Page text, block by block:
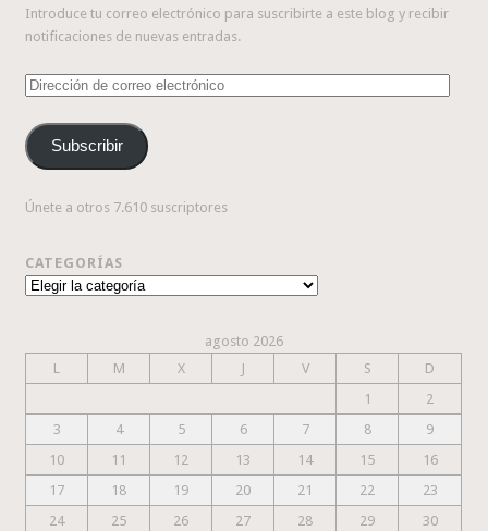
Introduce tu correo electrónico para suscribirte a este blog y recibir
notificaciones de nuevas entradas.
Dirección
correo
electrónico
Subscribir
Únete a otros 7.610 suscriptores
CATEGORÍAS
Categorías
agosto 2026
L
M X J V S
D
1
2
3
4 5 6 7 8
9
10
11 12 13 14 15
16
17
18 19 20 21 22
23
24
25 26 27 28 29
30